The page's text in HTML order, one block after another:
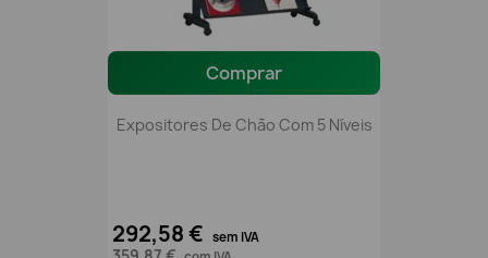
Comprar
Expositores De Chão Com 5 Níveis
292,58 € sem IVA